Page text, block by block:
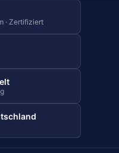
· Zertifiziert